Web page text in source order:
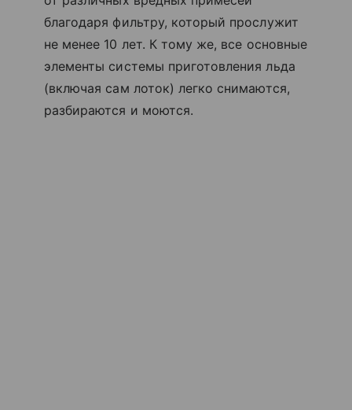
благодаря фильтру, который прослужит
не менее 10 лет. К тому же, все основные
элементы системы приготовления льда
(включая сам лоток) легко снимаются,
разбираются и моются.